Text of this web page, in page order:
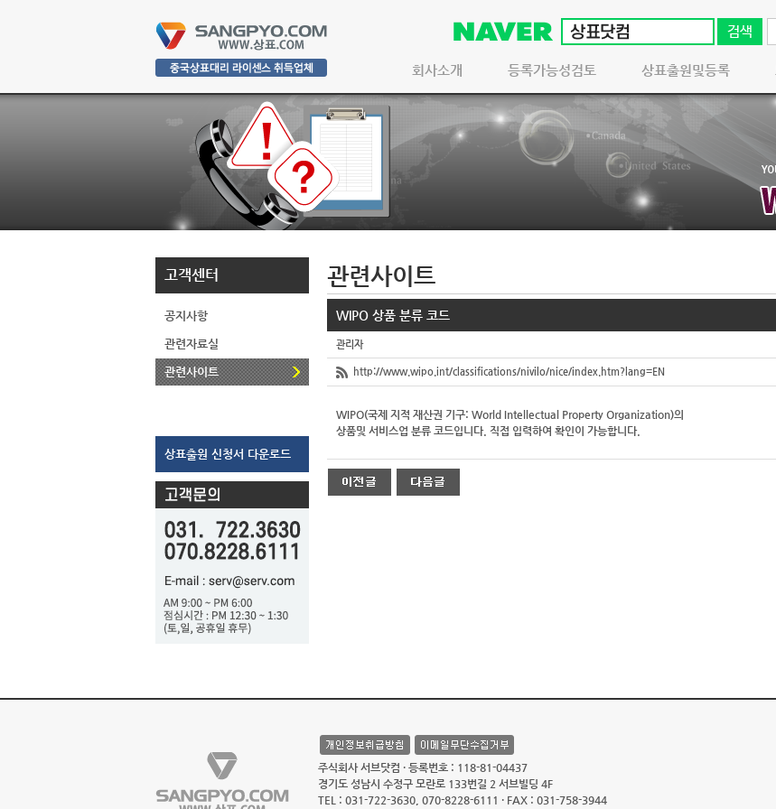
회사소개 등록가능성검토 상표출원및등록
고객센터
공지사항
관련자료실
관련사이트
상표출원 신청서 다운로드
관련사이트
WIPO 상품 분류 코드
관리자
http://www.wipo.int/classifications/nivilo/nice/index.htm?lang=EN
WIPO(국제 지적 재산권 기구: World Intellectual Property Organization)의
상품및 서비스업 분류 코드입니다. 직접 입력하여 확인이 가능합니다.
주식회사 서브닷컴 · 등록번호 : 118-81-04437
경기도 성남시 수정구 모란로 133번길 2 서브빌딩 4F
TEL : 031-722-3630, 070-8228-6111 · FAX : 031-758-3944